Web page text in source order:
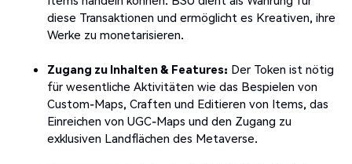
diese Transaktionen und ermöglicht es Kreativen, ihre
Werke zu monetarisieren.
Zugang zu Inhalten & Features: Der Token ist nötig
für wesentliche Aktivitäten wie das Bespielen von
Custom-Maps, Craften und Editieren von Items, das
Einreichen von UGC-Maps und den Zugang zu
exklusiven Landflächen des Metaverse.